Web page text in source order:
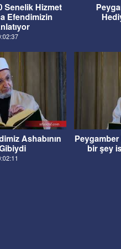
Senelik Hizmet
Efendimizin
Ashabının
bir şey